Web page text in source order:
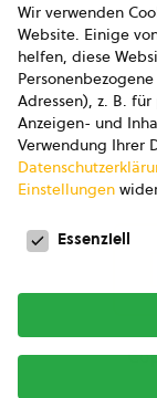
Wir verwenden
Website. Einige
helfen, diese
Adressen), z. B.
Anzeigen- und
Verwendung Ihrer
Einstellungen
Essenziell